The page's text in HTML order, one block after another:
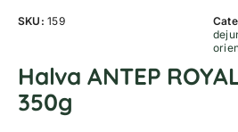
SKU:159
Halva ANTEP
350g